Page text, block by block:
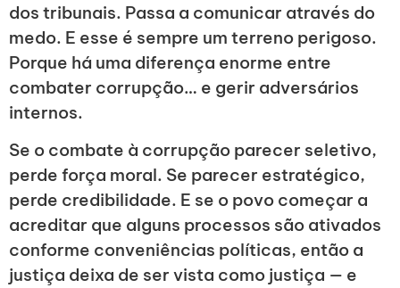
dos tribunais. Passa a comunicar através do
medo. E esse é sempre um terreno perigoso.
Porque há uma diferença enorme entre
combater corrupção… e gerir adversários
internos.
Se o combate à corrupção parecer seletivo,
perde força moral. Se parecer estratégico,
perde credibilidade. E se o povo começar a
acreditar que alguns processos são ativados
conforme conveniências políticas, então a
justiça deixa de ser vista como justiça — e